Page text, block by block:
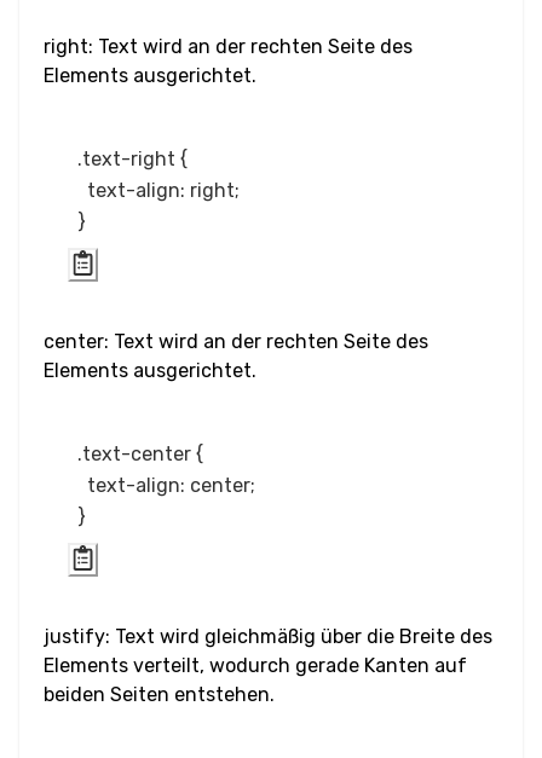
Eingabe Checkbox &
Radio
Eingabe Datum &
Uhrzeit
Eingabe Datei
Eingabe Zahl
Eingabe Passwort
Eingabe Bereich
Eingabe Suche
Eingabe Absenden
right: Text wird an der rechten Seite des
Elements ausgerichtet.
.text-right {
  text-align: right;
center: Text wird an der rechten Seite des
Elements ausgerichtet.
.text-center {
  text-align: center;
justify: Text wird gleichmäßig über die Breite des
Elements verteilt, wodurch gerade Kanten auf
beiden Seiten entstehen.